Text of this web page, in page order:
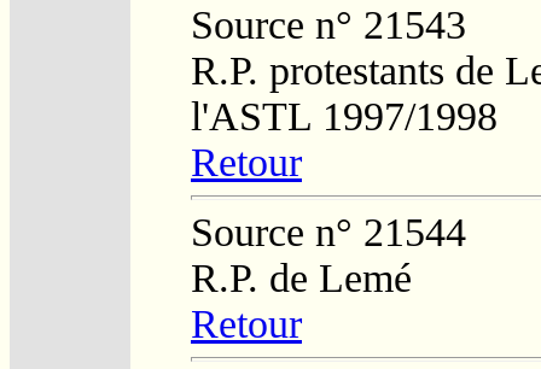
Source n° 21543
R.P. protestants de
l'ASTL 1997/1998
Retour
Source n° 21544
R.P. de Lemé
Retour